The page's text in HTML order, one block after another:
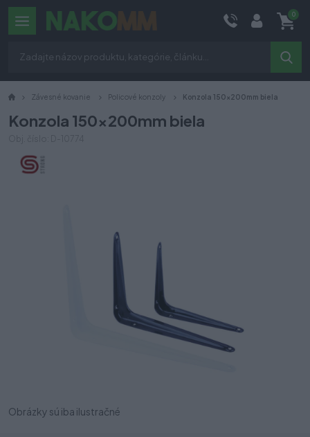
0
Závesné kovanie Policové konzoly Konzola 150x200mm biela
Konzola 150x200mm biela
Obrázky sú iba ilustračné